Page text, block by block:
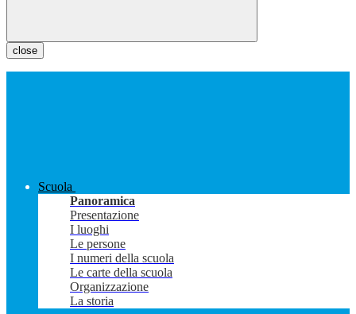
close
Scuola
Panoramica
Presentazione
I luoghi
Le persone
I numeri della scuola
Le carte della scuola
Organizzazione
La storia